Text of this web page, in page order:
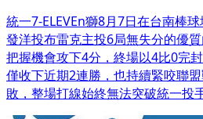
統一7-ELEVEn獅8月7日在台南棒
發洋投布雷克主投6局無失分的優
把握機會攻下4分，終場以4比0完
僅收下近期2連勝，也持續緊咬聯
敗，整場打線始終無法突破統一投